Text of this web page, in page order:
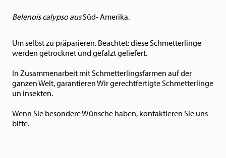
Belenois calypso ausSüd- Amerika.
Um selbst zu präparieren. Beachtet: diese Schmetterlinge
werden getrocknet und gefalzt geliefert.
In Zusammenarbeit mit Schmetterlingsfarmen auf der
ganzen Welt, garantieren Wir gerechtfertigte Schmetterlinge
un insekten.
Wenn Sie besondere Wünsche haben, kontaktieren Sie uns
bitte.